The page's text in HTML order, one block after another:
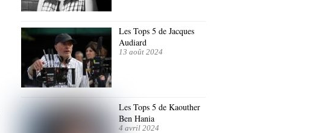
Les Tops 5 de Jacques
Audiard
13 août 2024
Les Tops 5 de Kaouther
Ben Hania
4 avril 2024